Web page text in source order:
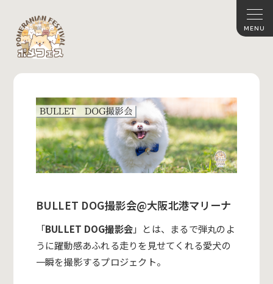
BULLET DOG撮影会@大阪北港マリーナ
「BULLET DOG撮影会」とは、まるで弾丸のよ
うに躍動感あふれる走りを見せてくれる愛犬の
一瞬を撮影するプロジェクト。